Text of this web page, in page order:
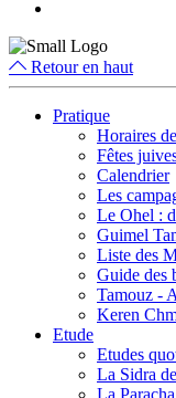
Retour en haut
Pratique
Horaires
Fêtes
Calendrier
Les
Le Ohel :
Guimel
Liste des
Guide des
Tamouz -
Keren
Etude
Etudes
La Sidra
La